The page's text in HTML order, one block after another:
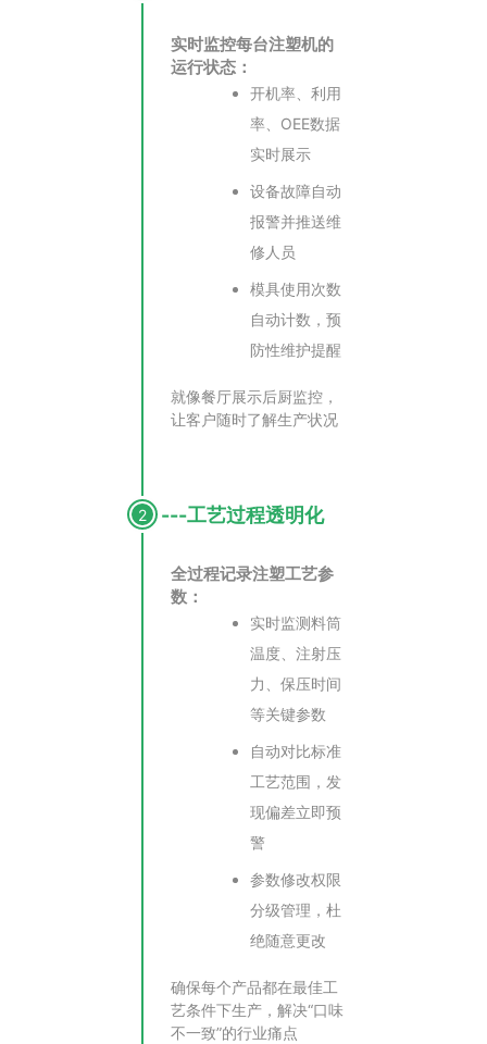
实时监控每台注塑机的
运行状态：
开机率、利用
率、OEE数据
实时展示
设备故障自动
报警并推送维
修人员
模具使用次数
自动计数，预
防性维护提醒
就像餐厅展示后厨监控，
让客户随时了解生产状况
2 ---工艺过程透明化
全过程记录注塑工艺参
数：
实时监测料筒
温度、注射压
力、保压时间
等关键参数
自动对比标准
工艺范围，发
现偏差立即预
警
参数修改权限
分级管理，杜
绝随意更改
确保每个产品都在最佳工
艺条件下生产，解决“口味
不一致”的行业痛点